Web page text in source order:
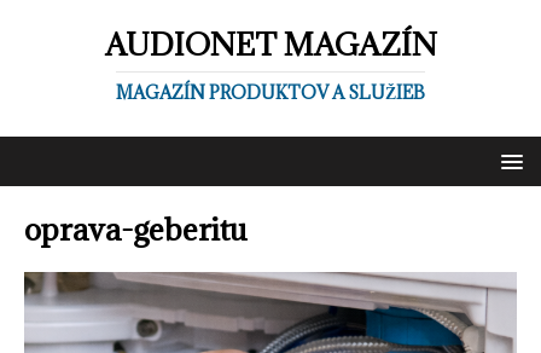
AUDIONET MAGAZÍN
MAGAZÍN PRODUKTOV A SLUŽIEB
oprava-geberitu